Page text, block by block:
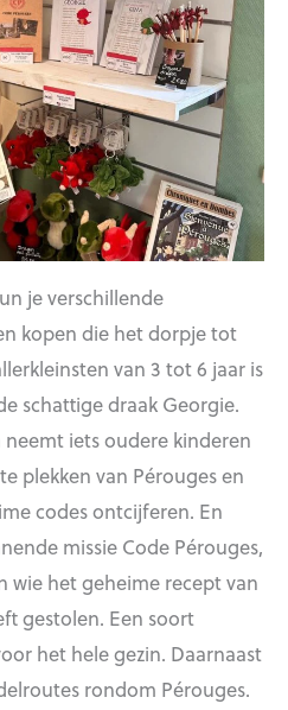
je verschillende
kopen die het dorpje tot
van 3 tot 6 jaar is
schattige draak Georgie.
iets oudere kinderen
plekken van Pérouges en
codes ontcijferen. En
missie Code Pérouges,
wie het geheime recept van
gestolen. Een soort
het hele gezin. Daarnaast
rondom Pérouges.